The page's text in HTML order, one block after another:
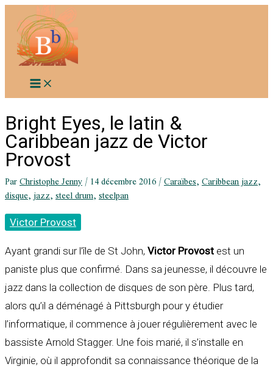
contenu
Bright Eyes, le latin &
Caribbean jazz de Victor
Provost
ParChristophe Jenny/14 décembre 2016/Caraïbes,Caribbean jazz,
disque,jazz,steel drum,steelpan
Victor Provost
Ayant grandi sur l’île de St John, Victor Provost est un
paniste plus que confirmé. Dans sa jeunesse, il découvre le
jazz dans la collection de disques de son père. Plus tard,
alors qu’il a déménagé à Pittsburgh pour y étudier
l’informatique, il commence à jouer régulièrement avec le
bassiste Arnold Stagger. Une fois marié, il s’installe en
Virginie, où il approfondit sa connaissance théorique de la